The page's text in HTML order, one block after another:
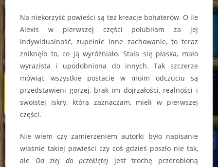
Na niekorzyść powieści są też kreacje bohaterów. O ile
Alexis w pierwszej części polubiłam za jej
indywidualność, zupełnie inne zachowanie, to teraz
zniknęło to, co ją wyróżniało. Stała się płaska, mało
wyrazista i upodobniona do innych. Tak szczerze
mówiąc wszystkie postacie w moim odczuciu są
przedstawieni gorzej, brak im dojrzałości, realności i
swoistej iskry, którą zaznaczam, mieli w pierwszej
części.
Nie wiem czy zamierzeniem autorki było napisanie
właśnie takiej powieści czy coś gdzieś poszło nie tak,
ale Od złej do przeklętej jest trochę przerobioną